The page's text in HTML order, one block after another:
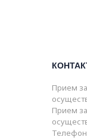
Прием
Прием